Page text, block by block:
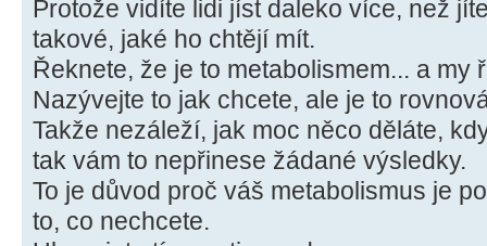
Protože vidíte lidi jíst daleko více, než
takové, jaké ho chtějí mít.
Řeknete, že je to metabolismem... a my
Nazývejte to jak chcete, ale je to
Takže nezáleží, jak moc něco děláte,
tak vám to nepřinese žádané výsledky.
To je důvod proč váš metabolismus je
to, co nechcete.